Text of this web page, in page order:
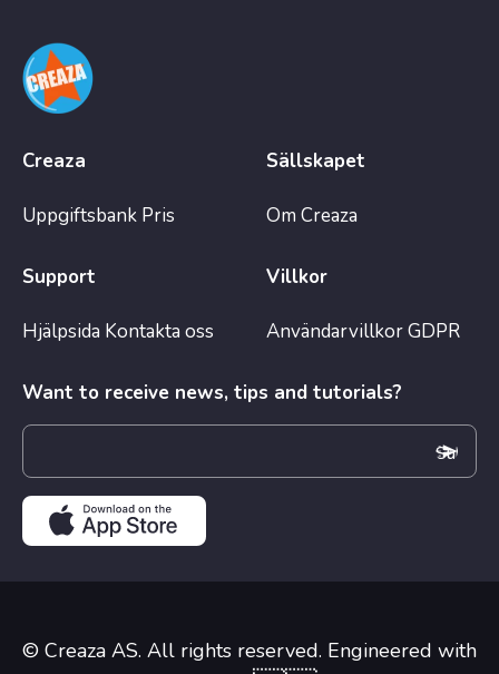
Creaza
Uppgiftsbank Pris
Sällskapet
Om Creaza
Support
Hjälpsida Kontakta oss
Villkor
AnvändarvillkorGDPR
Want to receive news, tips and tutorials?
© Creaza AS. All rights reserved. Engineered with